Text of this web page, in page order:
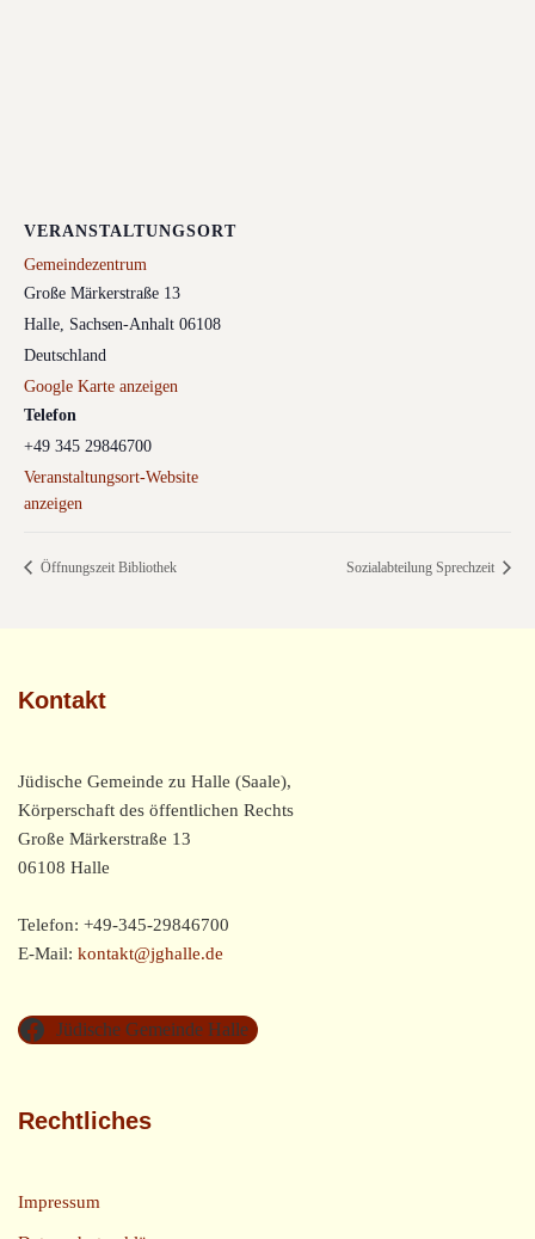
VERANSTALTUNGSORT
Gemeindezentrum
Große Märkerstraße 13
Halle, Sachsen-Anhalt 06108
Deutschland
Google Karte anzeigen
Telefon
+49 345 29846700
Veranstaltungsort-Website
anzeigen
Öffnungszeit Bibliothek Sozialabteilung Sprechzeit
Kontakt
Jüdische Gemeinde zu Halle (Saale),
Körperschaft des öffentlichen Rechts
Große Märkerstraße 13
06108 Halle
Telefon: +49-345-29846700
E-Mail: kontakt@jghalle.de
Jüdische Gemeinde Halle
Rechtliches
Impressum